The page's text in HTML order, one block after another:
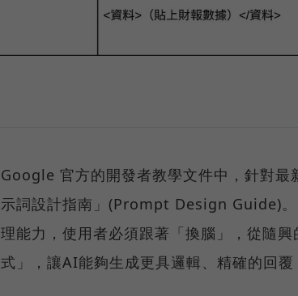
Google 官方的開發者教學文件中，針對
示詞設計指南」(Prompt Design Guide)
理能力，使用者必須跟著「換腦」，從隨
式」，讓AI能夠生成更具邏輯、精確的回覆